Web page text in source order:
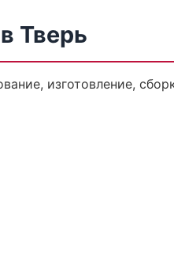
Тверь
изготовление,